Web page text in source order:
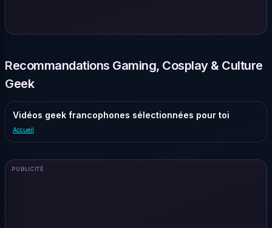
Recommandations Gaming, Cosplay & Culture
Geek
Vidéos geek francophones sélectionnées pour toi
Accueil
PUBLICITÉ